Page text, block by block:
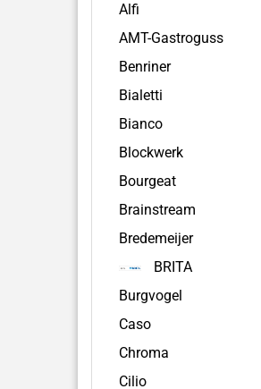
Alfi
AMT-Gastroguss
Benriner
Bialetti
Bianco
Blockwerk
Bourgeat
Brainstream
Bredemeijer
BRITA
Burgvogel
Caso
Chroma
Cilio